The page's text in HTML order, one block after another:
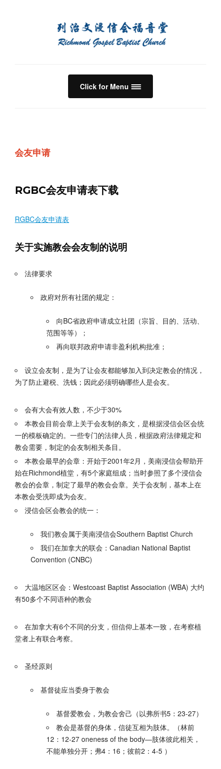
Click for Menu
会友申请
RGBC会友申请表下载
RGBC会友申请表
关于实施教会会友制的说明
法律要求
政府对所有社团的规定：
向BC省政府申请成立社团（宗旨、目的、活动、
范围等等）；
再向联邦政府申请非盈利机构批准；
设立会友制，是为了让会友都能够加入到决定教会的情况，
为了防止避税、洗钱；因此必须明确哪些人是会友。
会有大会有效人数，不少于30%
本教会目前会章上关于会友制的条文，是根据浸信会区会统
一的模板确定的。一些专门的法律人员，根据政府法律规定和
教会需要，制定的会友制相关条目。
本教会最早的会章：开始于2001年2月，美南浸信会帮助开
始在Richmond植堂，有5个家庭组成；当时参照了多个浸信会
教会的会章，制定了最早的教会会章。关于会友制，基本上在
本教会受洗即成为会友。
浸信会区会教会的统一：
我们教会属于美南浸信会Southern Baptist Church
我们在加拿大的联会：Canadian National Baptist
Convention (CNBC)
大温地区区会：Westcoast Baptist Association (WBA) 大约
有50多个不同语种的教会
在加拿大有6个不同的分支，但信仰上基本一致，在考察植
堂者上有联合考察。
圣经原则
基督徒应当委身于教会
基督爱教会，为教会舍己（以弗所书5：23-27）
教会是基督的身体，信徒互相为肢体。（林前
12：12-27 oneness of the body—肢体彼此相关，
不能单独分开；弗4：16；彼前2：4-5 ）